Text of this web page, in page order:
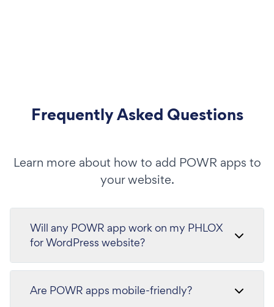
Frequently Asked Questions
Learn more about how to add POWR apps to
your website.
Will any POWR app work on my PHLOX
for WordPress website?
Are POWR apps mobile-friendly?